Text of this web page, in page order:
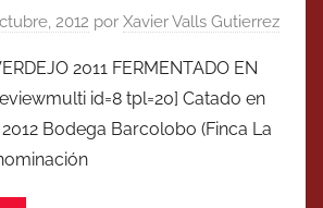
2012 por Xavier Valls Gutierrez
2011 FERMENTADO EN
id=8 tpl=20] Catado en
Bodega Barcolobo (Finca La